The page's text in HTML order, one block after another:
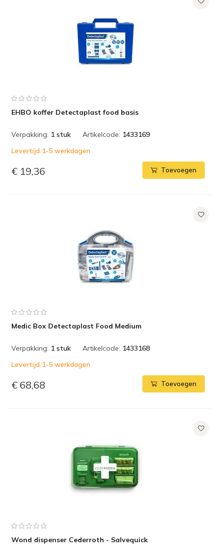
EHBO koffer Detectaplast food basis
Verpakking: 1 stuk Artikelcode: 1433169
Levertijd 1-5 werkdagen
€ 19,36 Toevoegen
Medic Box Detectaplast Food Medium
Verpakking: 1 stuk Artikelcode: 1433168
Levertijd 1-5 werkdagen
€ 68,68 Toevoegen
Wond dispenser Cederroth - Salvequick